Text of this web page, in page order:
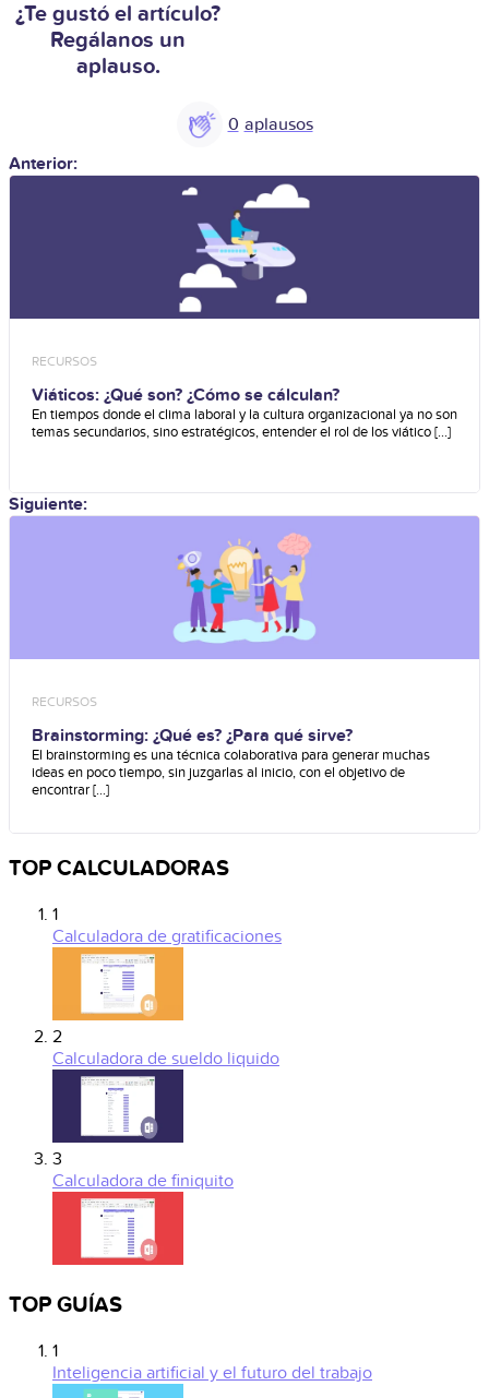
¿Te gustó el artículo?
Regálanos un
aplauso.
0
Anterior:
RECURSOS
Viáticos: ¿Qué son? ¿Cómo se cálculan?
En tiempos donde el clima laboral y la cultura organizacional ya no son
temas secundarios, sino estratégicos, entender el rol de los viático [...]
Siguiente:
RECURSOS
Brainstorming: ¿Qué es? ¿Para qué sirve?
El brainstorming es una técnica colaborativa para generar muchas
ideas en poco tiempo, sin juzgarlas al inicio, con el objetivo de
encontrar [...]
TOP CALCULADORAS
1
Calculadora de gratificaciones
2
Calculadora de sueldo liquido
3
Calculadora de finiquito
TOP GUÍAS
1
Inteligencia artificial y el futuro del trabajo